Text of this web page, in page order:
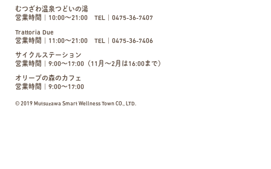
むつざわ温泉つどいの湯
営業時間｜10:00〜21:00 TEL｜0475-36-7407
Trattoria Due
営業時間｜11:00〜21:00 TEL｜0475-36-7406
サイクルステーション
営業時間｜9:00～17:00（11月～2月は16:00まで）
オリーブの森のカフェ
営業時間｜9:00〜17:00
© 2019 Mutsuzawa Smart Wellness Town CO., LTD.